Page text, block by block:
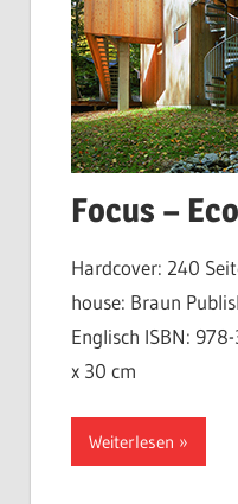
Focus –
Hardcover: 240
house: Braun
Englisch ISBN:
x 30 cm
Weiterlesen